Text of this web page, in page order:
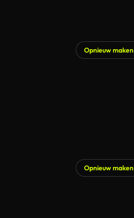
Opnieuw maken
Opnieuw maken